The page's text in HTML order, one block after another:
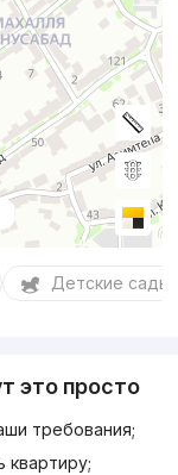
Детские сады
это просто
требования;
квартиру;